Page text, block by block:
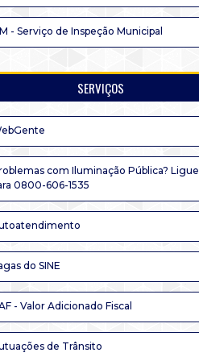
- Serviço de Inspeção Municipal
SERVIÇOS
com Iluminação Pública? Ligue
0800-606-1535
do SINE
- Valor Adicionado Fiscal
de Trânsito